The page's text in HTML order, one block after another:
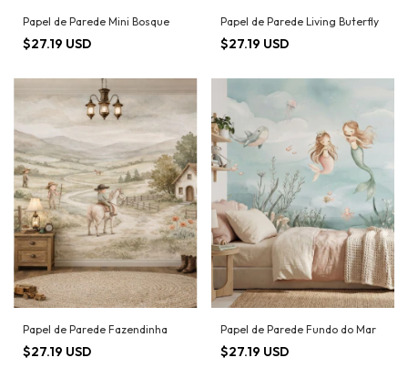
Papel de Parede Mini Bosque
$27.19 USD
Papel de Parede Living Buterfly
$27.19 USD
Papel de Parede Fazendinha
$27.19 USD
Papel de Parede Fundo do Mar
$27.19 USD